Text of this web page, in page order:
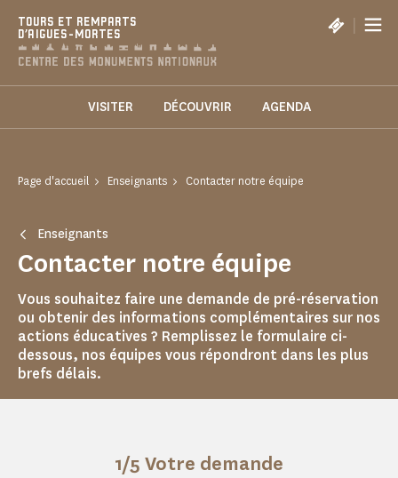
TOURS ET REMPARTS
D'AIGUES-MORTES
|
VISITER DÉCOUVRIR AGENDA
Page d'accueil Enseignants Contacter notre équipe
Enseignants
Contacter notre équipe
Vous souhaitez faire une demande de pré-réservation
ou obtenir des informations complémentaires sur nos
actions éducatives ? Remplissez le formulaire ci-
dessous, nos équipes vous répondront dans les plus
brefs délais.
1/5 Votre demande